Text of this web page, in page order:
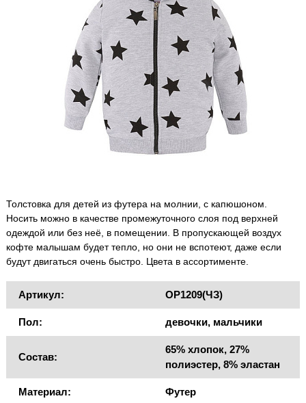
Толстовка для детей из футера на молнии, с капюшоном.
Носить можно в качестве промежуточного слоя под верхней
одеждой или без неё, в помещении. В пропускающей воздух
кофте малышам будет тепло, но они не вспотеют, даже если
будут двигаться очень быстро. Цвета в ассортименте.
Артикул: OP1209(ЧЗ)
Пол: девочки, мальчики
Состав:
65% хлопок, 27%
полиэстер, 8% эластан
Материал: Футер